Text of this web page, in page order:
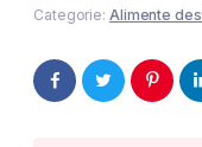
Categorie: Alimente